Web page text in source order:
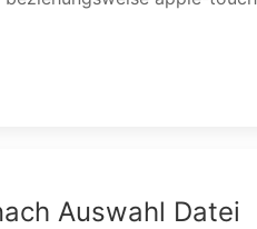
Auswahl Datei